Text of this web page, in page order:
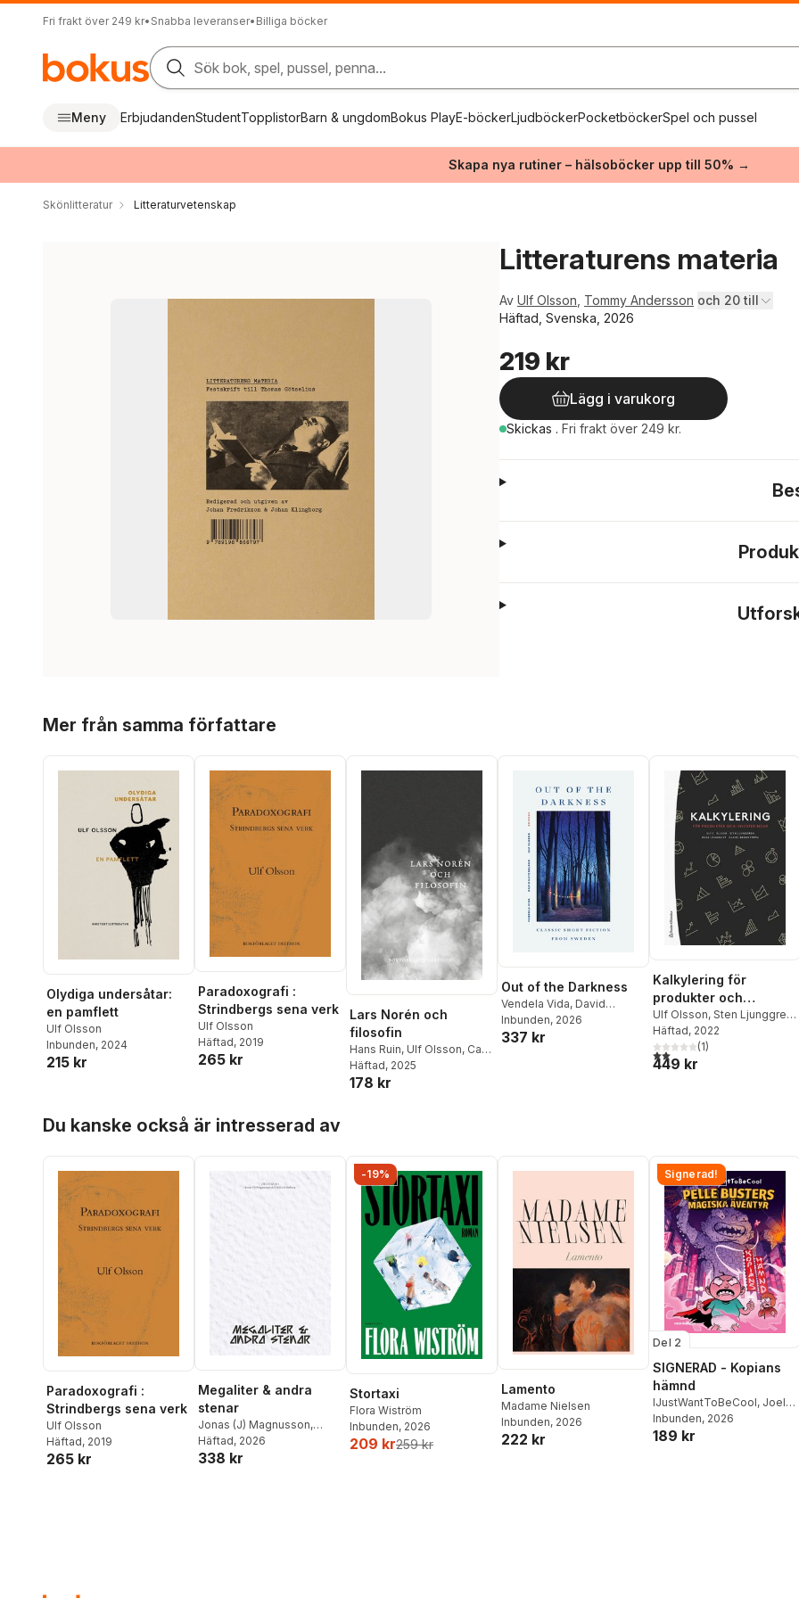
Fri frakt över 249 kr• Snabba leveranser• Billiga böcker
Sök bok, spel, pussel, penna...
Meny ErbjudandenStudentTopplistorBarn & ungdomBokus PlayE-böckerLjudböckerPocketböckerSpel och pussel
Skapa nya rutiner – hälsoböcker upp till 50% →
Skönlitteratur Litteraturvetenskap
Litteraturens materia
Av Ulf Olsson Tommy Andersson och 20 till
Häftad, Svenska, 2026
219 kr
Lägg i varukorg
Skickas . Fri frakt över 249 kr.
Mer från samma författare
Olydiga undersåtar:
en pamflett
Ulf Olsson
Inbunden, 2024
215 kr
Paradoxografi :
Strindbergs sena verk
Ulf Olsson
Häftad, 2019
265 kr
Lars Norén och
filosofin
Hans Ruin, Ulf Olsson, Carin
Franzén
Häftad, 2025
178 kr
Out of the Darkness
Vendela Vida, David
Katznelson,Ulf Olsson
Vendela Vida
Inbunden, 2026
337 kr
Kalkylering för
produkter och
investeringar
Ulf Olsson, Sten Ljunggren ,
Rune Lönnqvist
Brännström
Häftad, 2022
2,0utav 5 stjärnor. Totalt
(1)
449 kr
Du kanske också är intresserad av
Paradoxografi :
Strindbergs sena verk
Ulf Olsson
Häftad, 2019
265 kr
Megaliter & andra
stenar
Jonas (J) Magnusson,
Cecilia Grönberg
Häftad, 2026
338 kr
-19%
Stortaxi
Flora Wiström
Inbunden, 2026
209 kr259 kr
Lamento
Madame Nielsen
Inbunden, 2026
222 kr
Signerad!
Del 2
SIGNERAD - Kopians
hämnd
IJustWantToBeCool, Joel
Adolphson,Emil Ejdemo
Beer ,Victor Beer
Inbunden, 2026
189 kr